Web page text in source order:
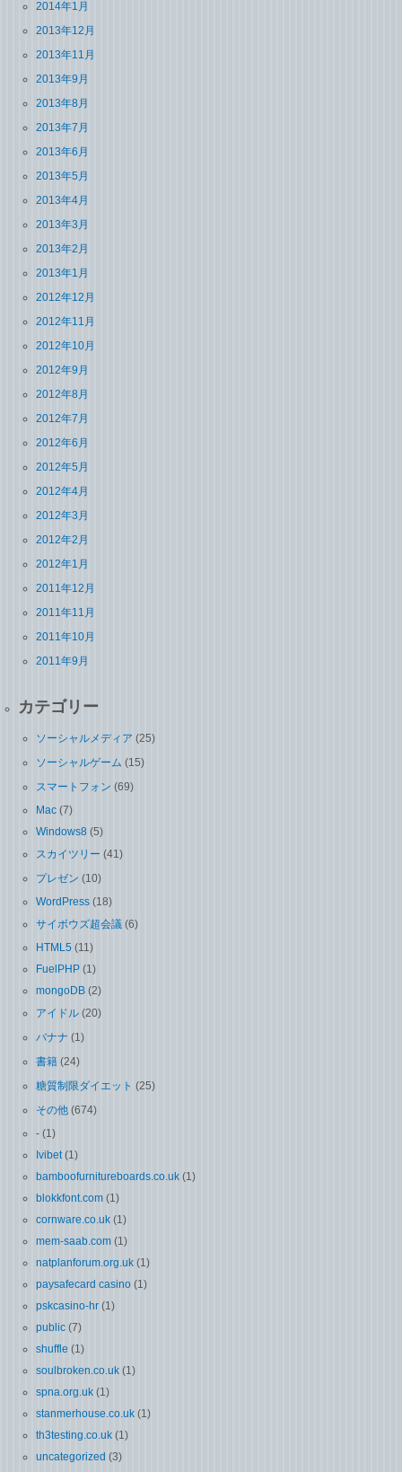
2014年1月
2013年12月
2013年11月
2013年9月
2013年8月
2013年7月
2013年6月
2013年5月
2013年4月
2013年3月
2013年2月
2013年1月
2012年12月
2012年11月
2012年10月
2012年9月
2012年8月
2012年7月
2012年6月
2012年5月
2012年4月
2012年3月
2012年2月
2012年1月
2011年12月
2011年11月
2011年10月
2011年9月
カテゴリー
ソーシャルメディア (25)
ソーシャルゲーム (15)
スマートフォン (69)
Mac (7)
Windows8 (5)
スカイツリー (41)
プレゼン (10)
WordPress (18)
サイボウズ超会議 (6)
HTML5 (11)
FuelPHP (1)
mongoDB (2)
アイドル (20)
バナナ (1)
書籍 (24)
糖質制限ダイエット (25)
その他 (674)
- (1)
Ivibet (1)
bamboofurnitureboards.co.uk (1)
blokkfont.com (1)
cornware.co.uk (1)
mem-saab.com (1)
natplanforum.org.uk (1)
paysafecard casino (1)
pskcasino-hr (1)
public (7)
shuffle (1)
soulbroken.co.uk (1)
spna.org.uk (1)
stanmerhouse.co.uk (1)
th3testing.co.uk (1)
uncategorized (3)